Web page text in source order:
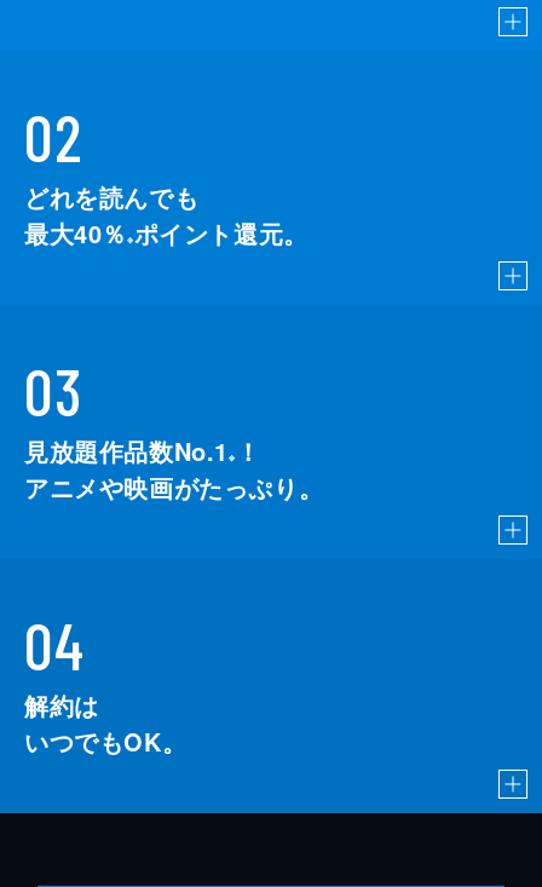
02
どれを読んでも
最大40％ ※ポイント還元。
03
見放題作品数No.1 ※
！
アニメや映画がたっぷり。
04
解約は
いつでもOK。